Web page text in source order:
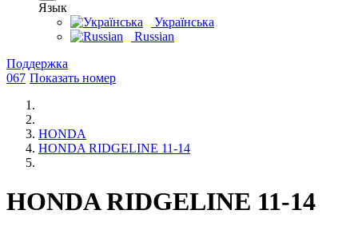
Язык
Українська
Russian
Поддержка
067 Показать номер
HONDA
HONDA RIDGELINE 11-14
HONDA RIDGELINE 11-14